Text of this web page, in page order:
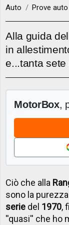
Auto Prove auto
Alla guida
in
e...tanta
MotorBox,
Ciò che alla
sono la
serie del 1970,
''quasi'' che ho